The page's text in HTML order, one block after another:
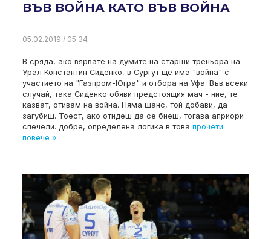
ВЪВ ВОЙНА КАТО ВЪВ ВОЙНА
05.02.2019 / 05:34
В сряда, ако вярвате на думите на старши треньора на
Урал Константин Сиденко, в Сургут ще има "война" с
участието на "Газпром-Югра" и отбора на Уфа. Във всеки
случай, така Сиденко обяви предстоящия мач - ние, те
казват, отивам на война. Няма шанс, той добави, да
загубиш. Тоест, ако отидеш да се биеш, тогава априори
спечели. добре, определена логика в това прочети
повече »